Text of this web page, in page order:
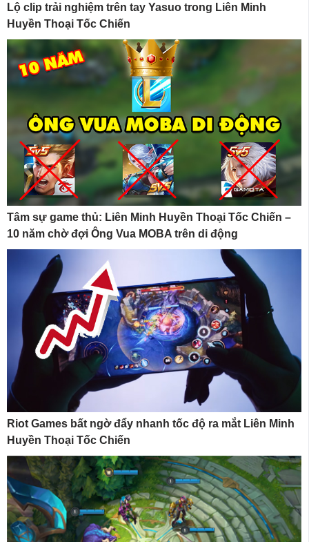
Lộ clip trải nghiệm trên tay Yasuo trong Liên Minh
Huyền Thoại Tốc Chiến
Tâm sự game thủ: Liên Minh Huyền Thoại Tốc Chiến –
10 năm chờ đợi Ông Vua MOBA trên di động
Riot Games bất ngờ đẩy nhanh tốc độ ra mắt Liên Minh
Huyền Thoại Tốc Chiến